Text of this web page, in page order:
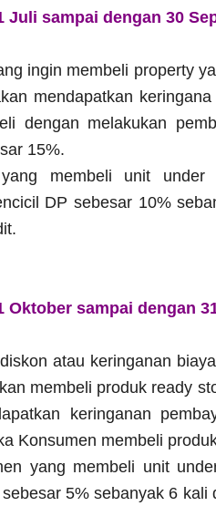
Juli sampai dengan 30
ingin membeli property
mendapatkan
dengan melakukan
15%.
membeli unit under
DP sebesar 10%
Oktober sampai dengan
atau keringanan
membeli produk ready
keringanan
Konsumen membeli
yang membeli unit
5% sebanyak 6